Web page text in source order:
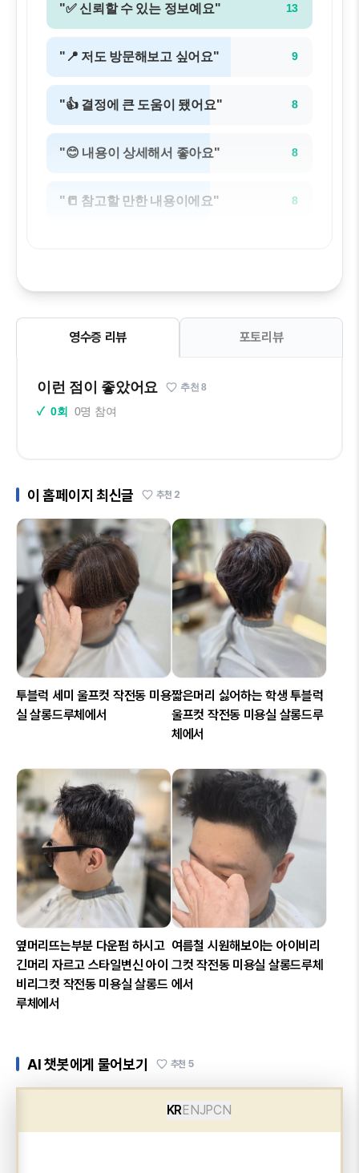
"✅ 신뢰할 수 있는 정보예요" 13
"📍 저도 방문해보고 싶어요" 9
"👍 결정에 큰 도움이 됐어요" 8
"😊 내용이 상세해서 좋아요" 8
"📒 참고할 만한 내용이에요" 8
영수증 리뷰 포토리뷰
이런 점이 좋았어요 추천8
✓ 0회 0명 참여
이 홈페이지 최신글 추천 2
투블럭 세미 울프컷 작전동 미용
실 살롱드루체에서
짧은머리 싫어하는 학생 투블럭
울프컷 작전동 미용실 살롱드루
체에서
옆머리뜨는부분 다운펌 하시고
긴머리 자르고 스타일변신 아이
비리그컷 작전동 미용실 살롱드
루체에서
여름철 시원해보이는 아이비리
그컷 작전동 미용실 살롱드루체
에서
AI 챗봇에게 물어보기 추천 5
KRENJPCN